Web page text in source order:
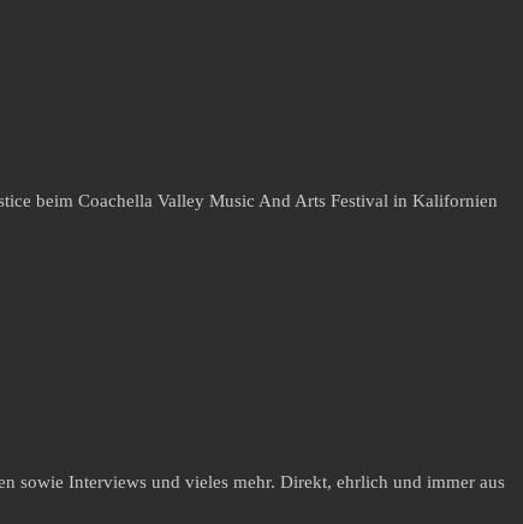
beim Coachella Valley Music And Arts Festival in Kalifornien
sowie Interviews und vieles mehr. Direkt, ehrlich und immer aus